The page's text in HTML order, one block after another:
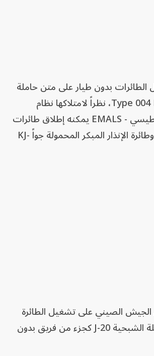
بدون طيار على متن حاملة
الطائرات Type 004 Fujian، نظراً لامتلاكها نظام
إطلاق كهرومغناطيسي - EMALS يمكنه إطلاق طائرات
أثقل مثل J-15، وطائرة الإنذار المبكر المحمولة جواً KJ-
الصيني على تشغيل الطائرة
GJ-11 مع المقاتلة الشبحية J-20 كجزء من فريق بدون